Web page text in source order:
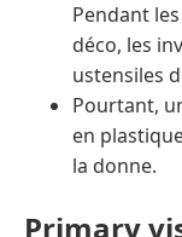
Pendant
déco, les
ustensiles
Pourtant,
en
la donne.
Primary